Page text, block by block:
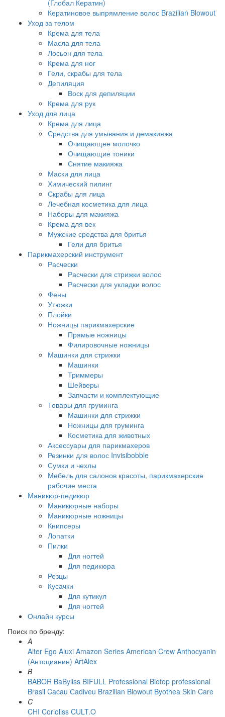
(Глобал Кератин)
Кератиновое выпрямление волос Brazilian Blowout
Уход за телом
Крема для тела
Масла для тела
Лосьон для тела
Крема для ног
Гели, скрабы для тела
Депиляция
Воск для депиляции
Крема для рук
Уход для лица
Крема для лица
Средства для умывания и демакияжа
Очищающее молочко
Очищающие тоники
Снятие макияжа
Маски для лица
Химический пилинг
Скрабы для лица
Лечебная косметика для лица
Наборы для макияжа
Крема для век
Мужские средства для бритья
Гели для бритья
Парикмахерский инструмент
Расчески
Расчески для стрижки волос
Расчески для укладки волос
Фены
Утюжки
Плойки
Ножницы парикмахерские
Прямые ножницы
Филировочные ножницы
Машинки для стрижки
Машинки
Триммеры
Шейверы
Запчасти и комплектующие
Товары для груминга
Машинки для стрижки
Ножницы для груминга
Косметика для животных
Аксессуары для парикмахеров
Резинки для волос Invisibobble
Сумки и чехлы
Мебель для салонов красоты, парикмахерские
рабочие места
Маникюр-педикюр
Маникюрные наборы
Маникюрные ножницы
Книпсеры
Лопатки
Пилки
Для ногтей
Для педикюра
Резцы
Кусачки
Для кутикул
Для ногтей
Онлайн курсы
Поиск по бренду:
A
Alter Ego Aluxi Amazon Series American Crew Anthocyanin
(Антоцианин) ArtAlex
B
BABOR BaByliss BIFULL Professional Biotop professional
Brasil Cacau Сadiveu Brazilian Blowout Byothea Skin Care
C
CHI Corioliss CULT.O